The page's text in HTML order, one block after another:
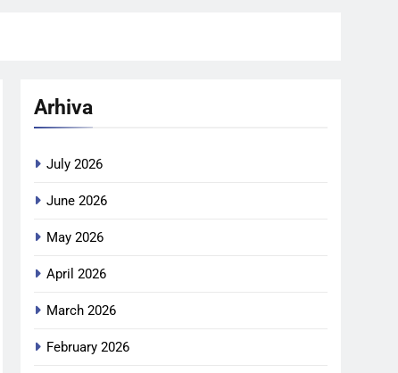
Arhiva
July 2026
June 2026
May 2026
April 2026
March 2026
February 2026